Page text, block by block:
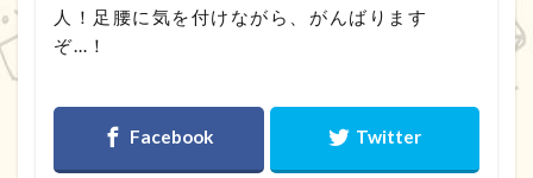
人！足腰に気を付けながら、がんばります
ぞ…！